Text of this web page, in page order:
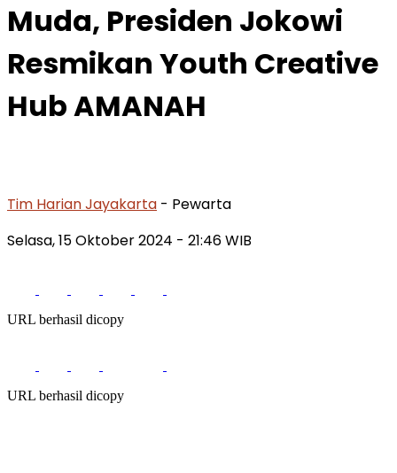
Muda, Presiden Jokowi
Resmikan Youth Creative
Hub AMANAH
Tim Harian Jayakarta - Pewarta
Selasa, 15 Oktober 2024 - 21:46 WIB
URL berhasil dicopy
URL berhasil dicopy